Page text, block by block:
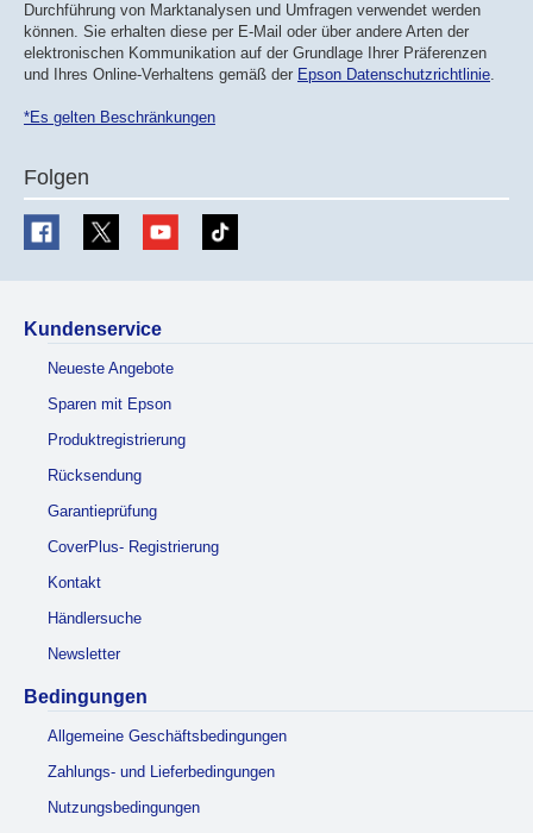
Durchführung von Marktanalysen und Umfragen verwendet werden
können. Sie erhalten diese per E-Mail oder über andere Arten der
elektronischen Kommunikation auf der Grundlage Ihrer Präferenzen
und Ihres Online-Verhaltens gemäß der Epson Datenschutzrichtlinie.
*Es gelten Beschränkungen
Folgen
Kundenservice
Neueste Angebote
Sparen mit Epson
Produktregistrierung
Rücksendung
Garantieprüfung
CoverPlus- Registrierung
Kontakt
Händlersuche
Newsletter
Bedingungen
Allgemeine Geschäftsbedingungen
Zahlungs- und Lieferbedingungen
Nutzungsbedingungen